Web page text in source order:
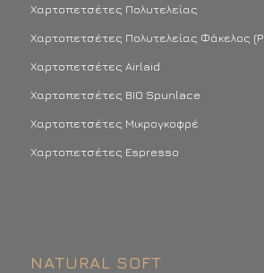
Χαρτοπετσέτες Πολυτελείας
Χαρτοπετσέτες Πολυτελείας Φάκελος
Χαρτοπετσέτες Airlaid
Χαρτοπετσέτες BIO Spunlace
Χαρτοπετσέτες Μικρογκοφρέ
Χαρτοπετσέτες Espresso
NATURAL SOFT